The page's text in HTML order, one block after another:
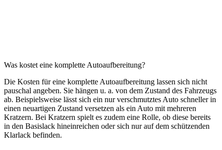
Was kostet eine komplette Autoaufbereitung?
Die Kosten für eine komplette Autoaufbereitung lassen sich nicht
pauschal angeben. Sie hängen u. a. von dem Zustand des Fahrzeugs
ab. Beispielsweise lässt sich ein nur verschmutztes Auto schneller in
einen neuartigen Zustand versetzen als ein Auto mit mehreren
Kratzern. Bei Kratzern spielt es zudem eine Rolle, ob diese bereits
in den Basislack hineinreichen oder sich nur auf dem schützenden
Klarlack befinden.